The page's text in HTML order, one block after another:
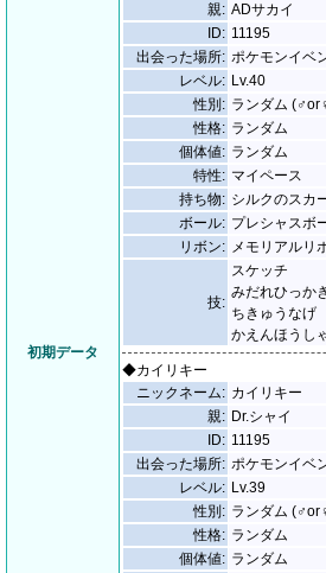
初期データ
親: ADサカイ
ID: 11195
出会った場所: ポケモンイベ
レベル: Lv.40
性別: ランダム
性格: ランダム
個体値: ランダム
特性: マイペース
持ち物: シルクのスカ
ボール: プレシャスボ
リボン: メモリアルリ
技:
スケッチ
みだれひっか
ちきゅうなげ
かえんほうし
◆カイリキー
ニックネーム: カイリキー
親: Dr.シャイ
ID: 11195
出会った場所: ポケモンイベ
レベル: Lv.39
性別: ランダム
性格: ランダム
個体値: ランダム